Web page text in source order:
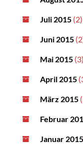
Juli 2015 (2)
Juni 2015
Mai 2015 (3)
April 2015
März 2015
Februar
Januar 2015